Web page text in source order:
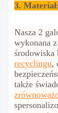
3.
Nasza 2
wykonana
środowiska
recyclingu,
także